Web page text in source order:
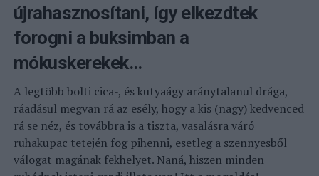
újrahasznosítani, így elkezdtek
forogni a buksimban a
mókuskerekek…
A legtöbb bolti cica-, és kutyaágy aránytalanul drága,
ráadásul megvan rá az esély, hogy a kis (nagy) kedvenced
rá se néz, és továbbra is a tiszta, vasalásra váró
ruhakupac tetején fog pihenni, esetleg a szennyesből
válogat magának fekhelyet. Naná, hiszen minden